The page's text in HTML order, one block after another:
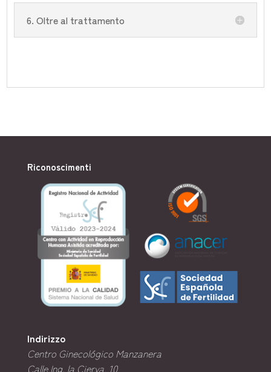
6. Oltre al trattamento
Riconoscimenti
Indirizzo
Centro Ginecológico Manzanera
Calle Ing. la Cierva, 10